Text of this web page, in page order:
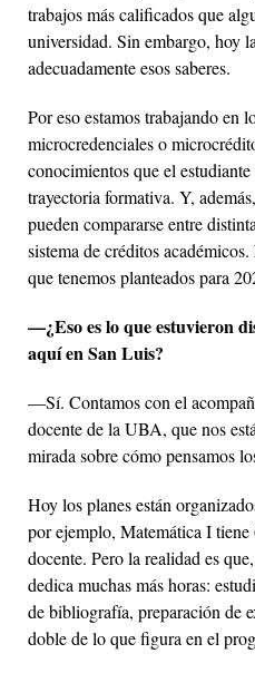
trabajos más calificados que
universidad. Sin embargo, hoy
adecuadamente esos saberes.
Por eso estamos trabajando en
microcredenciales o
conocimientos que el
trayectoria formativa. Y,
pueden compararse entre
sistema de créditos
que tenemos planteados para
—¿Eso es lo que estuvieron
aquí en San Luis?
—Sí. Contamos con el
docente de la UBA, que nos
mirada sobre cómo pensamos
Hoy los planes están
por ejemplo, Matemática I
docente. Pero la realidad es
dedica muchas más horas:
de bibliografía, preparación de
doble de lo que figura en el